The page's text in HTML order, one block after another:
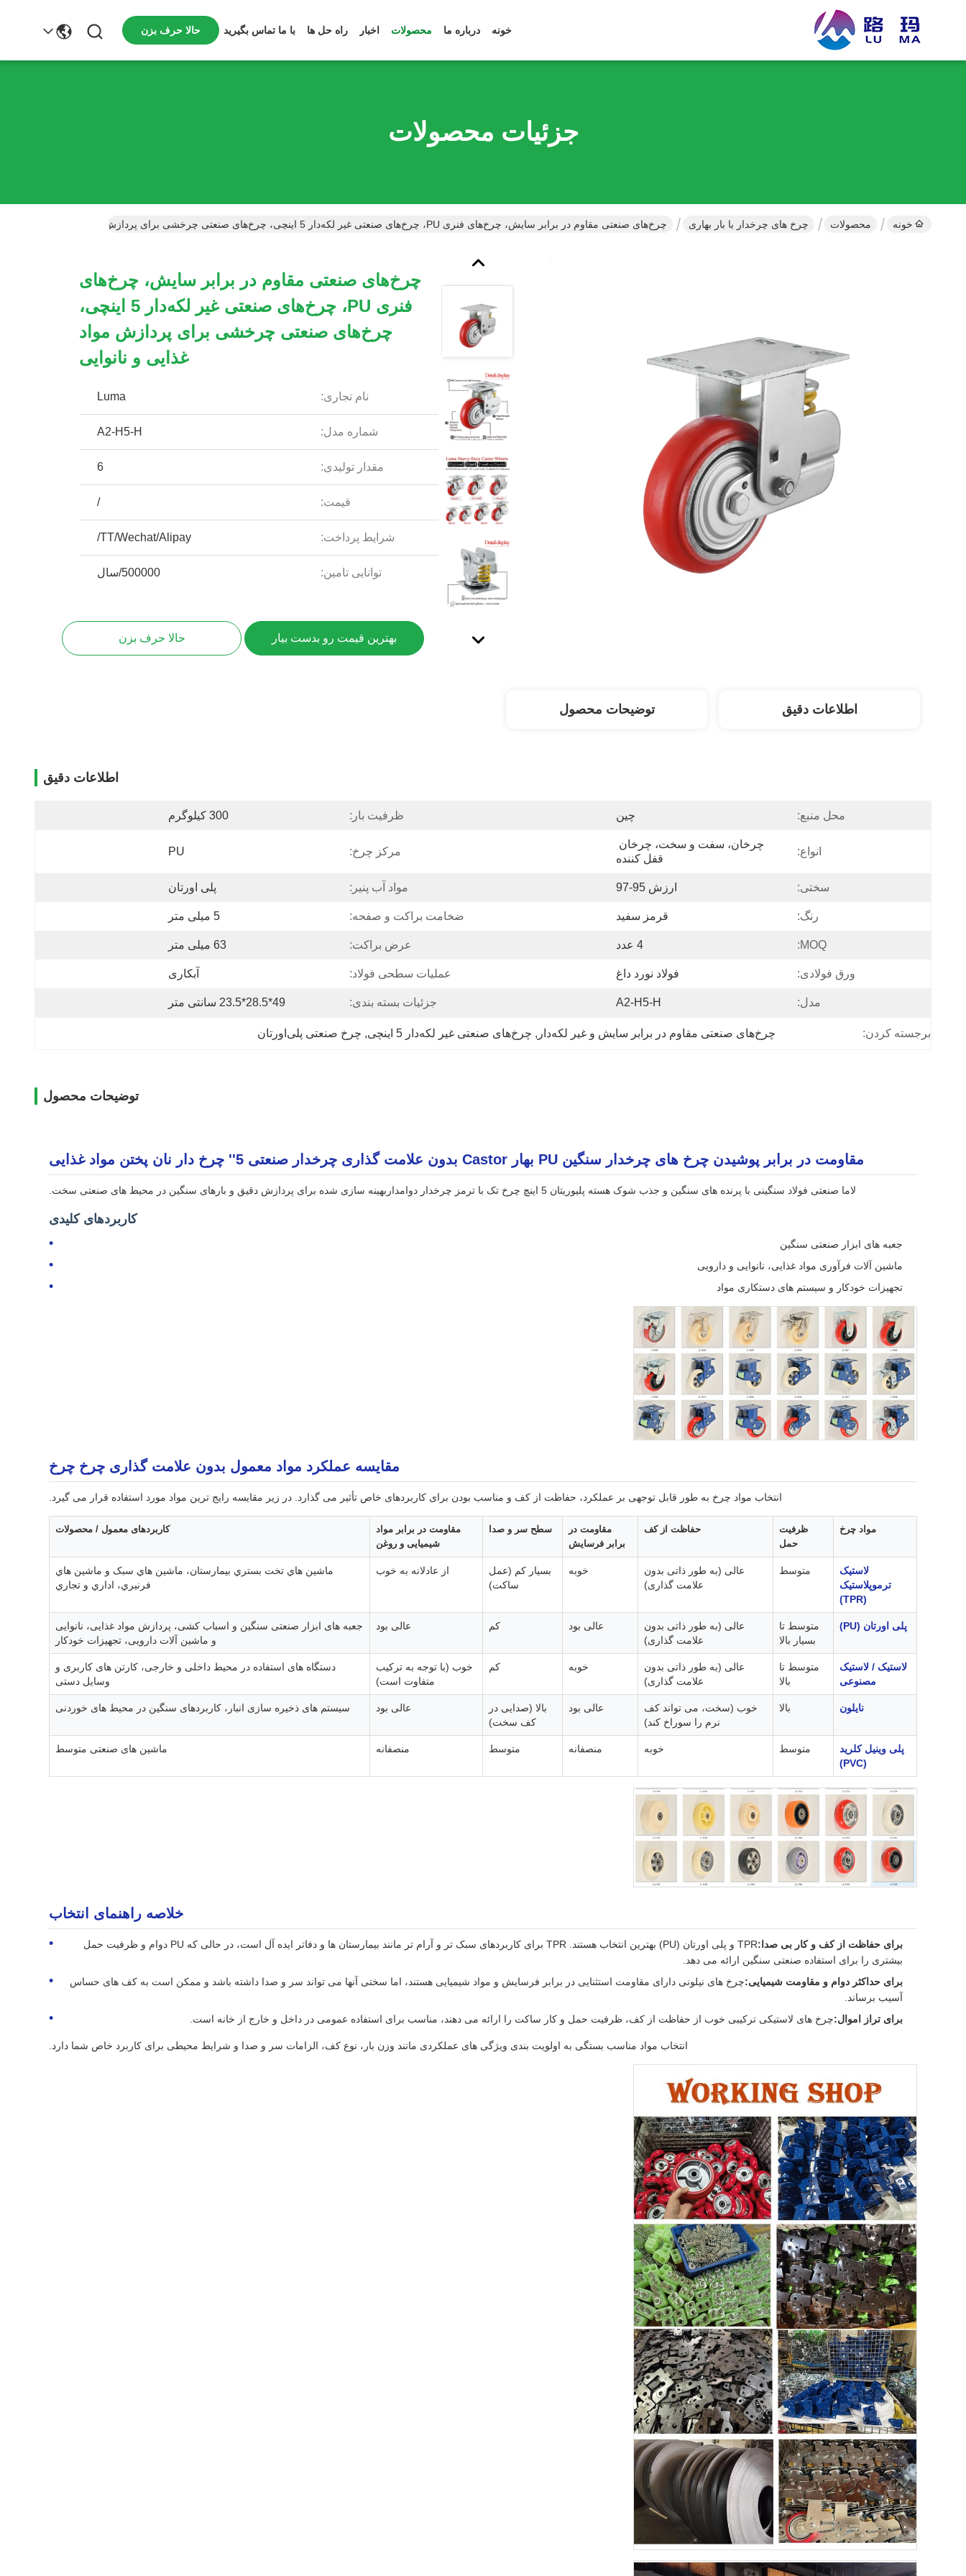
خونه درباره ما محصولات اخبار راه حل ها با ما تماس بگیرید حالا حرف بزن
جزئیات محصولات
خونه محصولات چرخ های چرخدار با بار بهاری چرخ‌های صنعتی مقاوم در برابر سایش، چرخ‌های فنری PU، چرخ‌های صنعتی غیر لکه‌دار 5 اینچی، چرخ‌های صنعتی چرخشی برای پردازش مواد غذایی و نانوایی
چرخ‌های صنعتی مقاوم در برابر سایش، چرخ‌های
فنری PU، چرخ‌های صنعتی غیر لکه‌دار 5 اینچی،
چرخ‌های صنعتی چرخشی برای پردازش مواد
غذایی و نانوایی
نام تجاری: Luma
شماره مدل: A2-H5-H
مقدار تولیدی: 6
قیمت: /
شرایط پرداخت: TT/Wechat/Alipay/
توانایی تامین: 500000/سال
بهترین قیمت رو بدست بیار حالا حرف بزن
اطلاعات دقیق توضیحات محصول
اطلاعات دقیق
محل منبع: چین ظرفیت بار: 300 کیلوگرم
انواع:
قفل کننده
مرکز چرخ: PU
سختی: ارزش 95-97 مواد آب پنیر: پلی اورتان
رنگ: قرمز سفید ضخامت براکت و صفحه: 5 میلی متر
MOQ: 4 عدد عرض براکت: 63 میلی متر
ورق فولادی: فولاد نورد داغ عملیات سطحی فولاد: آبکاری
مدل: A2-H5-H جزئیات بسته بندی: 49*28.5*23.5 سانتی متر
برجسته کردن: چرخ‌های صنعتی مقاوم در برابر سایش و غیر لکه‌دار , چرخ‌های صنعتی غیر لکه‌دار 5 اینچی , چرخ صنعتی پلی‌اورتان
توضیحات محصول
مقاومت در برابر پوشیدن چرخ های چرخدار سنگین PU بهار Castor بدون علامت گذاری چرخدار صنعتی 5'' چرخ دار نان پختن مواد غذایی
لاما صنعتی فولاد سنگینی با پرنده های سنگین و جذب شوک هسته پلیوریتان 5 اینچ چرخ تک با ترمز چرخدار دوامداربهینه سازی شده برای پردازش دقیق و بارهای سنگین در محیط های صنعتی سخت.
کاربردهای کلیدی
جعبه های ابزار صنعتی سنگین
ماشین آلات فرآوری مواد غذایی، نانوایی و دارویی
تجهیزات خودکار و سیستم های دستکاری مواد
مقایسه عملکرد مواد معمول بدون علامت گذاری چرخ چرخ
انتخاب مواد چرخ به طور قابل توجهی بر عملکرد، حفاظت از کف و مناسب بودن برای کاربردهای خاص تأثیر می گذارد. در زیر مقایسه رایج ترین مواد مورد استفاده قرار می گیرد.
مواد چرخ
ظرفیت
حمل
حفاظت از کف
مقاومت در
برابر فرسایش
سطح سر و صدا
مقاومت در برابر مواد
شیمیایی و روغن
کاربردهای معمول / محصولات
لاستیک
ترموپلاستیک
(TPR)
متوسط
عالی (به طور ذاتی بدون
علامت گذاری)
خوبه
بسیار کم (عمل
ساکت)
از عادلانه به خوب
ماشين هاي تخت بستري بيمارستان، ماشين هاي سبک و ماشين هاي
فرنيري، اداري و تجاري
پلی اورتان (PU)
متوسط تا
بسیار بالا
عالی (به طور ذاتی بدون
علامت گذاری)
عالی بود کم عالی بود
جعبه های ابزار صنعتی سنگین و اسباب کشی، پردازش مواد غذایی، نانوایی
و ماشین آلات دارویی، تجهیزات خودکار
لاستیک / لاستیک
مصنوعی
متوسط تا
بالا
عالی (به طور ذاتی بدون
علامت گذاری)
خوبه کم
خوب (با توجه به ترکیب
متفاوت است)
دستگاه های استفاده در محیط داخلی و خارجی، کارتن های کاربری و
وسایل دستی
نایلون بالا
خوب (سخت، می تواند کف
نرم را سوراخ کند)
عالی بود
بالا (صدایی در
کف سخت)
عالی بود سیستم های ذخیره سازی انبار، کاربردهای سنگین در محیط های خوردنی
پلی وینیل کلرید
(PVC)
متوسط خوبه منصفانه متوسط منصفانه ماشین های صنعتی متوسط
خلاصه راهنمای انتخاب
برای حفاظت از کف و کار بی صدا:
TPR و پلی اورتان (PU) بهترین انتخاب هستند. TPR برای کاربردهای سبک تر و آرام تر مانند بیمارستان ها و دفاتر ایده آل است، در حالی که PU دوام و ظرفیت حمل
بیشتری را برای استفاده صنعتی سنگین ارائه می دهد.
برای حداکثر دوام و مقاومت شیمیایی:چرخ های نیلونی دارای مقاومت استثنایی در برابر فرسایش و مواد شیمیایی هستند، اما سختی آنها می تواند سر و صدا داشته باشد و ممکن است به کف های حساس
آسیب برساند.
برای تراز اموال:چرخ های لاستیکی ترکیبی خوب از حفاظت از کف، ظرفیت حمل و کار ساکت را ارائه می دهند، مناسب برای استفاده عمومی در داخل و خارج از خانه است.
انتخاب مواد مناسب بستگی به اولویت بندی ویژگی های عملکردی مانند وزن بار، نوع کف، الزامات سر و صدا و شرایط محیطی برای کاربرد خاص شما دارد.